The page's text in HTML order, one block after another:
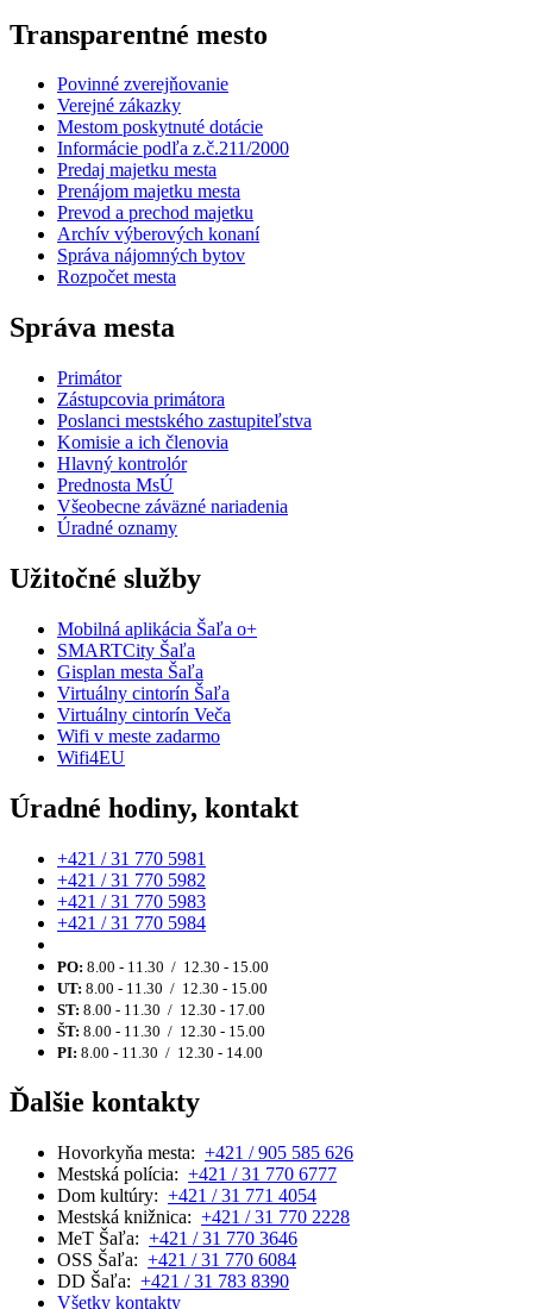
Transparentné mesto
Povinné zverejňovanie
Verejné zákazky
Mestom poskytnuté dotácie
Informácie podľa z.č.211/2000
Predaj majetku mesta
Prenájom majetku mesta
Prevod a prechod majetku
Archív výberových konaní
Správa nájomných bytov
Rozpočet mesta
Správa mesta
Primátor
Zástupcovia primátora
Poslanci mestského zastupiteľstva
Komisie a ich členovia
Hlavný kontrolór
Prednosta MsÚ
Všeobecne záväzné nariadenia
Úradné oznamy
Užitočné služby
Mobilná aplikácia Šaľa o+
SMARTCity Šaľa
Gisplan mesta Šaľa
Virtuálny cintorín Šaľa
Virtuálny cintorín Veča
Wifi v meste zadarmo
Wifi4EU
Úradné hodiny, kontakt
+421 / 31 770 5981
+421 / 31 770 5982
+421 / 31 770 5983
+421 / 31 770 5984
PO: 8.00 - 11.30 / 12.30 - 15.00
UT: 8.00 - 11.30 / 12.30 - 15.00
ST: 8.00 - 11.30 / 12.30 - 17.00
ŠT: 8.00 - 11.30 / 12.30 - 15.00
PI: 8.00 - 11.30 / 12.30 - 14.00
Ďalšie kontakty
Hovorkyňa mesta: +421 / 905 585 626
Mestská polícia: +421 / 31 770 6777
Dom kultúry: +421 / 31 771 4054
Mestská knižnica: +421 / 31 770 2228
MeT Šaľa: +421 / 31 770 3646
OSS Šaľa: +421 / 31 770 6084
DD Šaľa: +421 / 31 783 8390
Všetky kontakty